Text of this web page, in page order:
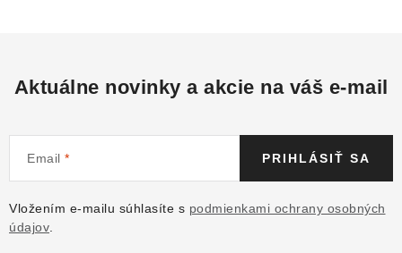
Aktuálne novinky a akcie na váš e-mail
Email
Vložením e-mailu súhlasíte s podmienkami ochrany osobných
údajov
PRIHLÁSIŤ SA